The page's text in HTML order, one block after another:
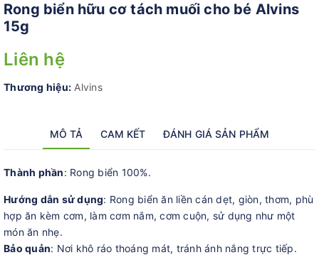
Rong biển hữu cơ tách muối cho bé Alvins
15g
Liên hệ
Thương hiệu: Alvins
MÔ TẢ CAM KẾT ĐÁNH GIÁ SẢN PHẨM
Thành phần: Rong biển 100%.
Hướng dẫn sử dụng: Rong biển ăn liền cán dẹt, giòn, thơm, phù
hợp ăn kèm cơm, làm cơm nắm, cơm cuộn, sử dụng như một
món ăn nhẹ.
Bảo quản: Nơi khô ráo thoáng mát, tránh ánh nắng trực tiếp.